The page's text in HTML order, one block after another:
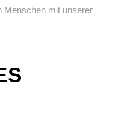
Menschen mit unserer